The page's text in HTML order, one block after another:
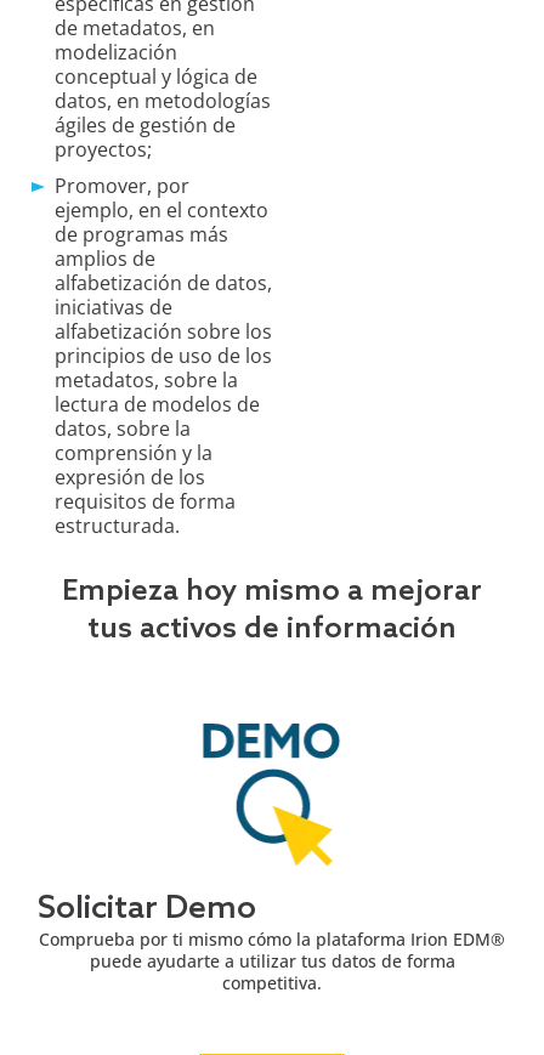
de metadatos, en
modelización
conceptual y lógica de
datos, en metodologías
ágiles de gestión de
proyectos;
Promover, por
ejemplo, en el contexto
de programas más
amplios de
alfabetización de datos,
iniciativas de
alfabetización sobre los
principios de uso de los
metadatos, sobre la
lectura de modelos de
datos, sobre la
comprensión y la
expresión de los
requisitos de forma
estructurada.
Empieza hoy mismo a mejorar
tus activos de información
Solicitar Demo
Comprueba por ti mismo cómo la plataforma Irion EDM®
puede ayudarte a utilizar tus datos de forma
competitiva.